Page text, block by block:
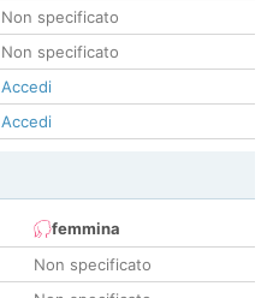
Non specificato
Non specificato
Accedi
Accedi
femmina
Non specificato